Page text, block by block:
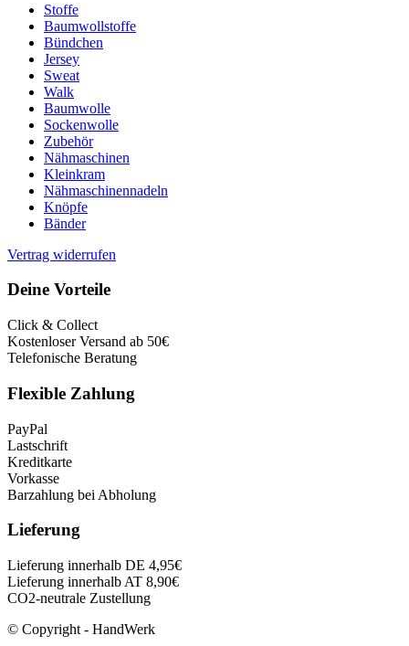
Stoffe
Baumwollstoffe
Bündchen
Jersey
Sweat
Walk
Baumwolle
Sockenwolle
Zubehör
Nähmaschinen
Kleinkram
Nähmaschinennadeln
Knöpfe
Bänder
Vertrag widerrufen
Deine Vorteile
Click & Collect
Kostenloser Versand ab 50€
Telefonische Beratung
Flexible Zahlung
PayPal
Lastschrift
Kreditkarte
Vorkasse
Barzahlung bei Abholung
Lieferung
Lieferung innerhalb DE 4,95€
Lieferung innerhalb AT 8,90€
CO2-neutrale Zustellung
© Copyright - HandWerk